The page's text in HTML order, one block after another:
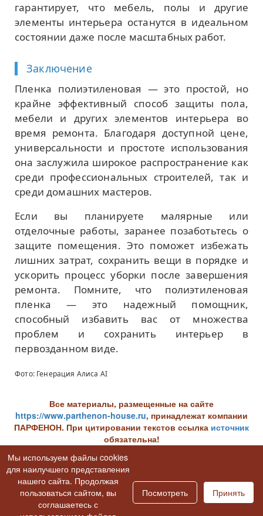
гарантирует, что мебель, полы и другие
элементы интерьера останутся в идеальном
состоянии даже после масштабных работ.
Заключение
Пленка полиэтиленовая — это простой, но
крайне эффективный способ защиты пола,
мебели и других элементов интерьера во
время ремонта. Благодаря доступной цене,
универсальности и простоте использования
она заслужила широкое распространение как
среди профессиональных строителей, так и
среди домашних мастеров.
Если вы планируете малярные или
отделочные работы, заранее позаботьтесь о
защите помещения. Это поможет избежать
лишних затрат, сохранить вещи в порядке и
ускорить процесс уборки после завершения
ремонта. Помните, что полиэтиленовая
пленка — это надежный помощник,
способный избавить вас от множества
проблем и сохранить интерьер в
первозданном виде.
Фото: Генерация Алиса AI
Все материалы, размещенные на сайте
https://www.parthenon-house.ru, принадлежат компании
ПАРФЕНОН. При цитировании текстов ссылка источник
обязательна!
Справочник строителя
Вернуться к списку всех статей
Мы используем файлы cookies
для наилучшего представления
нашего сайта. Продолжая
пользоваться сайтом, вы
соглашаетесь с
Посмотреть Принять